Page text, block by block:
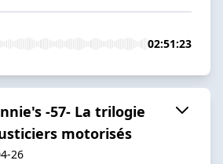
02:51:23
-57- La trilogie
motorisés
26